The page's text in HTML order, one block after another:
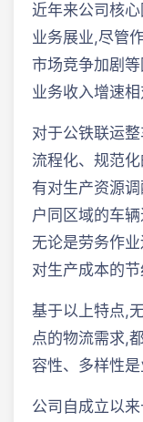
近年来公司核
业务展业,尽管
市场竞争加剧
业务收入增速相
对于公铁联运
流程化、规范
有对生产资源
户同区域的车
无论是劳务作
对生产成本的
基于以上特点,
点的物流需求,
容性、多样性
公司自成立以